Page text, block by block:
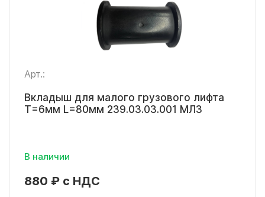
Арт.:
Вкладыш для малого грузового лифта
Т=6мм L=80мм 239.03.03.001 МЛЗ
В наличии
880 ₽ с НДС